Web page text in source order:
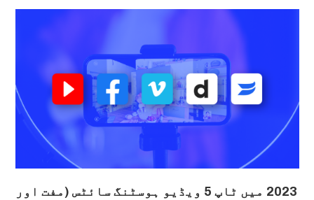
2023 میں ٹاپ 5 ویڈیو ہوسٹنگ سائٹس (مفت اور